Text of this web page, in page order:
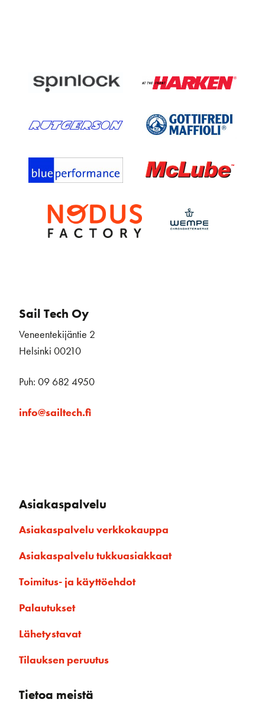
Sail Tech Oy
Veneentekijäntie 2
Helsinki 00210
Puh: 09 682 4950
info@sailtech.fi
Asiakaspalvelu
Asiakaspalvelu verkkokauppa
Asiakaspalvelu tukkuasiakkaat
Toimitus- ja käyttöehdot
Palautukset
Lähetystavat
Tilauksen peruutus
Tietoa meistä